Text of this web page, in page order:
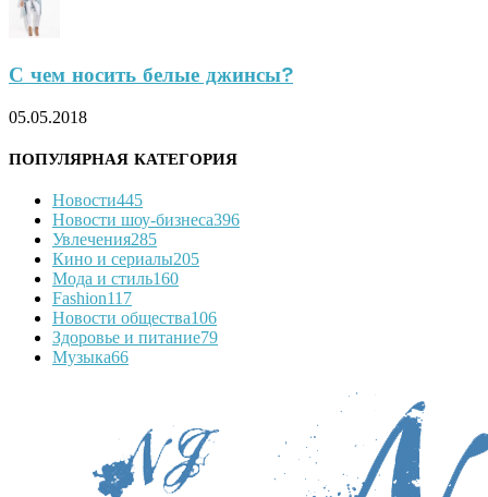
С чем носить белые джинсы?
05.05.2018
ПОПУЛЯРНАЯ КАТЕГОРИЯ
Новости445
Новости шоу-бизнеса396
Увлечения285
Кино и сериалы205
Мода и стиль160
Fashion117
Новости общества106
Здоровье и питание79
Музыка66